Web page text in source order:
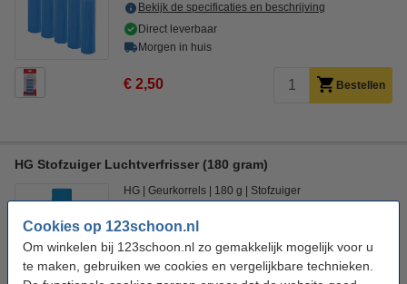
Cookies op 123schoon.nl
Om winkelen bij 123schoon.nl zo gemakkelijk mogelijk voor u
te maken, gebruiken we cookies en vergelijkbare technieken.
Bekijk de specificaties en beschrijving
Direct leverbaar
Morgen in huis
€ 2,50 Bestellen
HG Stofzuiger Luchtverfrisser (180 gram)
HG Geurkorrels 180 g Stofzuiger
Bekijk de specificaties en beschrijving
Direct leverbaar
Morgen in huis